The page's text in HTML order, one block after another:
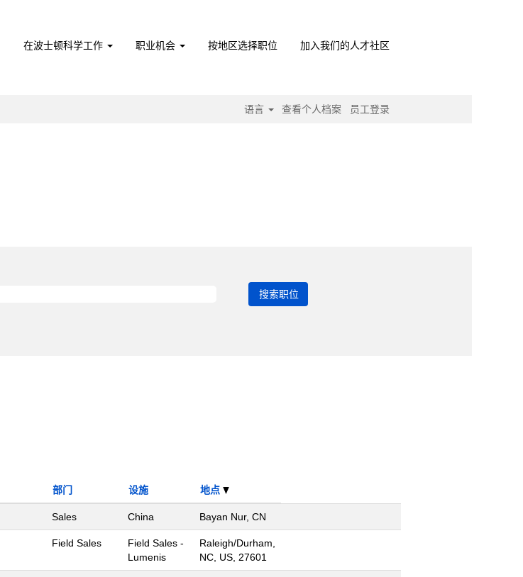
在波士顿科学工作 职业机会 按地区选择职位 加入我们的人才社区
语言 查看个人档案 员工登录
部门 设施 地点
Sales China Bayan Nur, CN
Field Sales
Field Sales -
Lumenis
Raleigh/Durham,
NC, US, 27601